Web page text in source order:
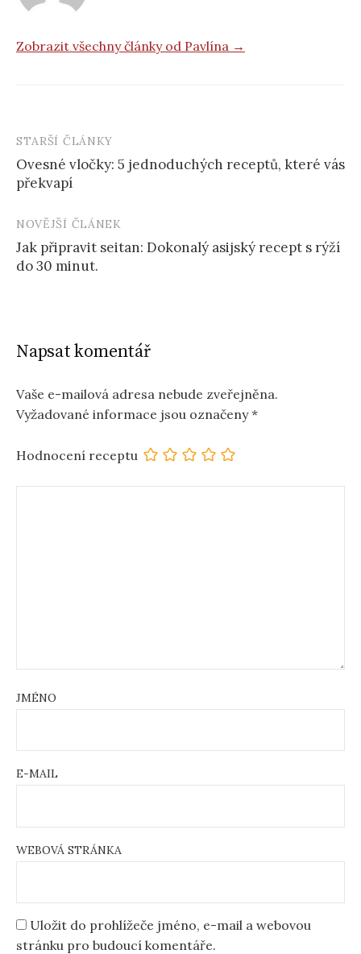
Zobrazit všechny články od Pavlína →
Post
navigation
STARŠÍ ČLÁNKY
Ovesné vločky: 5 jednoduchých receptů, které vás
překvapí
NOVĚJŠÍ ČLÁNEK
Jak připravit seitan: Dokonalý asijský recept s rýží
do 30 minut.
Napsat komentář
Vaše e-mailová adresa nebude zveřejněna.
Vyžadované informace jsou označeny*
Hodnocení receptu
JMÉNO
E-MAIL
WEBOVÁ STRÁNKA
Uložit do prohlížeče jméno, e-mail a webovou
stránku pro budoucí komentáře.